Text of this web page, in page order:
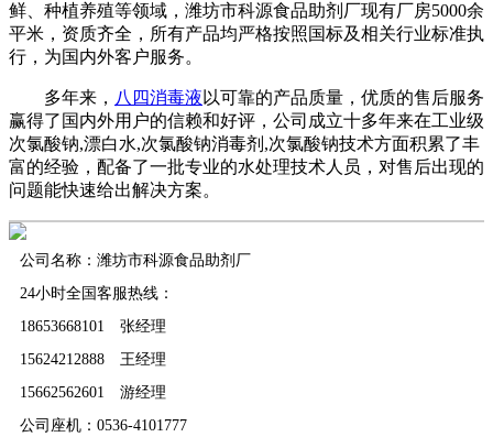
鲜、种植养殖等领域，潍坊市科源食品助剂厂现有厂房5000余
平米，资质齐全，所有产品均严格按照国标及相关行业标准执
行，为国内外客户服务。
多年来， 八四消毒液 以可靠的产品质量，优质的售后服务
赢得了国内外用户的信赖和好评，公司成立十多年来在工业级
次氯酸钠,漂白水,次氯酸钠消毒剂,次氯酸钠技术方面积累了丰
富的经验，配备了一批专业的水处理技术人员，对售后出现的
问题能快速给出解决方案。
公司名称：潍坊市科源食品助剂厂
24小时全国客服热线：
18653668101 张经理
15624212888 王经理
15662562601 游经理
公司座机：0536-4101777